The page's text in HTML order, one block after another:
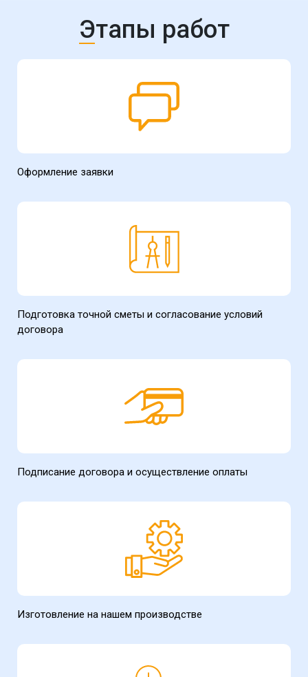
Этапы работ
Оформление заявки
Подготовка точной сметы и согласование условий
договора
Подписание договора и осуществление оплаты
Изготовление на нашем производстве